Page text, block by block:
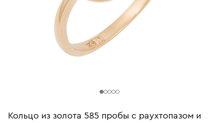
Кольцо из золота 585 пробы c раухтопазом и